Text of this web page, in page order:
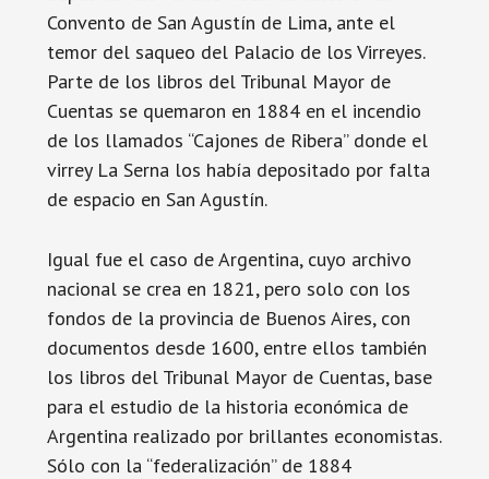
Convento de San Agustín de Lima, ante el
temor del saqueo del Palacio de los Virreyes.
Parte de los libros del Tribunal Mayor de
Cuentas se quemaron en 1884 en el incendio
de los llamados “Cajones de Ribera” donde el
virrey La Serna los había depositado por falta
de espacio en San Agustín.
Igual fue el caso de Argentina, cuyo archivo
nacional se crea en 1821, pero solo con los
fondos de la provincia de Buenos Aires, con
documentos desde 1600, entre ellos también
los libros del Tribunal Mayor de Cuentas, base
para el estudio de la historia económica de
Argentina realizado por brillantes economistas.
Sólo con la “federalización” de 1884